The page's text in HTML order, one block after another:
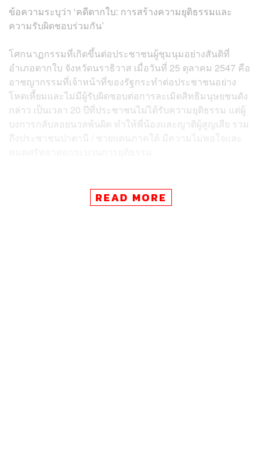
ข้อความระบุว่า ‘คดีตากใบ: การสร้างความยุติธรรมและ
ความรับผิดชอบร่วมกัน’
โศกนาฏกรรมที่เกิดขึ้นต่อประชาชนผู้ชุมนุมอย่างสันติที่
อำเภอตากใบ จังหวัดนราธิวาส เมื่อวันที่ 25 ตุลาคม 2547 คือ
อาชญากรรมที่เจ้าหน้าที่ของรัฐกระทำต่อประชาชนอย่าง
โหดเหี้ยมและไม่มีผู้รับผิดชอบต่อการละเมิดสิทธิมนุษยชนดัง
กล่าว เป็นเวลา 20 ปีที่ประชาชนไม่ได้รับความยุติธรรม แต่ผู้
บงการกลับลอยนวลพ้นผิด ทำให้พี่น้องและญาติผู้สูญเสีย รวม
ถึงประชาชนปาตานี / ชายแดนภาคใต้ มีความไม่พอใจและ
เหตุการณ์ที่ตากใบ ในวาระครบรอบ 20 ปี แถลงการณ์ฉบับ
ในวันที่ 25 ตุลาคม 2567 ซึ่งเป็นวันที่คดีความหมดอายุ จึงมี
READ MORE